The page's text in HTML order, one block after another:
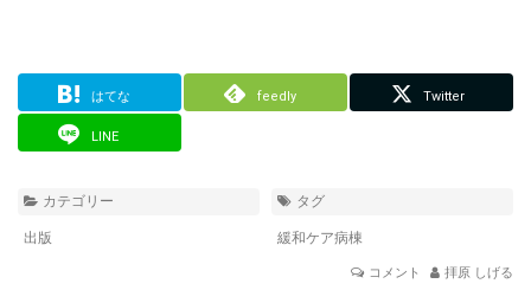
はてな feedly Twitter
LINE
カテゴリー
出版
タグ
緩和ケア病棟
コメント 拝原 しげる